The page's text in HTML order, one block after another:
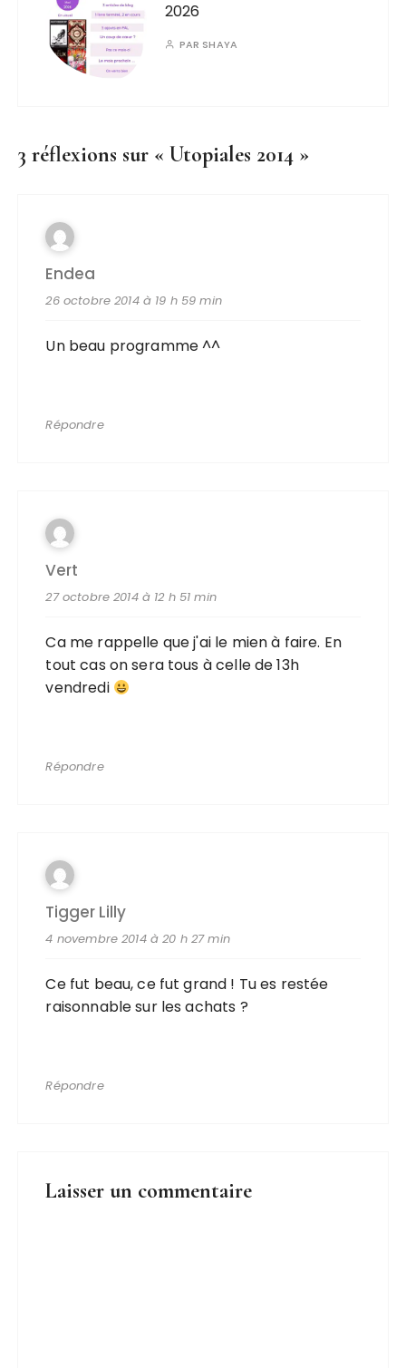
2026
PAR SHAYA
3 réflexions sur «Utopiales 2014 »
Endea
26 octobre 2014 à 19 h 59 min
Un beau programme ^^
Répondre
Vert
27 octobre 2014 à 12 h 51 min
Ca me rappelle que j'ai le mien à faire. En
tout cas on sera tous à celle de 13h
vendredi
Répondre
Tigger Lilly
4 novembre 2014 à 20 h 27 min
Ce fut beau, ce fut grand ! Tu es restée
raisonnable sur les achats ?
Répondre
Laisser un commentaire